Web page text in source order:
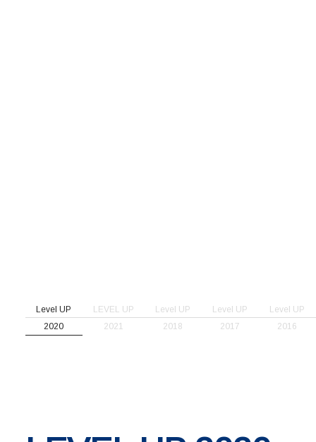
Level UP
2020
LEVEL UP
2021
Level UP
2018
Level UP
2017
Level UP
2016